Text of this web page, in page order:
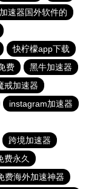
加速器国外软件的
快柠檬app下载
费
黑牛加速器
戒加速器
instagram加速器
跨境加速器
费永久
费海外加速神器